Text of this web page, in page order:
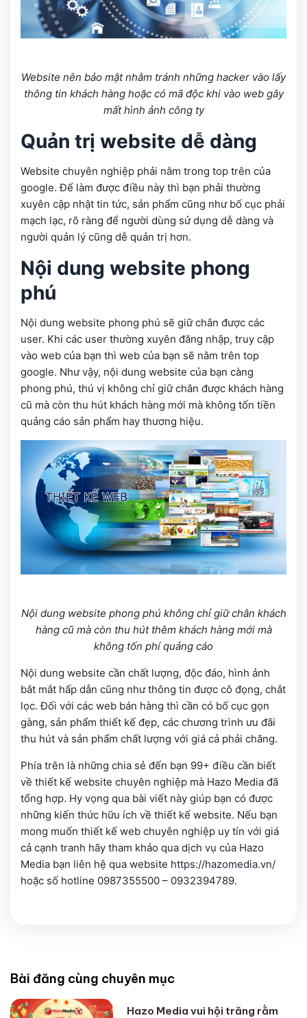
Website nên bảo mật nhằm tránh những hacker vào lấy
thông tin khách hàng hoặc có mã độc khi vào web gây
mất hình ảnh công ty
Quản trị website dễ dàng
Website chuyên nghiệp phải nằm trong top trên của
google. Để làm được điều này thì bạn phải thường
xuyên cập nhật tin tức, sản phẩm cũng như bố cục phải
mạch lạc, rõ ràng để người dùng sử dụng dễ dàng và
người quản lý cũng dễ quản trị hơn.
Nội dung website phong
phú
Nội dung website phong phú sẽ giữ chân được các
user. Khi các user thường xuyên đăng nhập, truy cập
vào web của bạn thì web của bạn sẽ nằm trên top
google. Như vậy, nội dung website của bạn càng
phong phú, thú vị không chỉ giữ chân được khách hàng
cũ mà còn thu hút khách hàng mới mà không tốn tiền
quảng cáo sản phẩm hay thương hiệu.
Nội dung website phong phú không chỉ giữ chân khách
hàng cũ mà còn thu hút thêm khách hàng mới mà
không tốn phí quảng cáo
Nội dung website cần chất lượng, độc đáo, hình ảnh
bắt mắt hấp dẫn cũng như thông tin được cô đọng, chắt
lọc. Đối với các web bán hàng thì cần có bố cục gọn
gàng, sản phẩm thiết kế đẹp, các chương trình ưu đãi
thu hút và sản phẩm chất lượng với giá cả phải chăng.
Phía trên là những chia sẻ đến bạn 99+ điều cần biết
về thiết kế website chuyên nghiệp mà Hazo Media đã
tổng hợp. Hy vọng qua bài viết này giúp bạn có được
những kiến thức hữu ích về thiết kế website. Nếu bạn
mong muốn thiết kế web chuyên nghiệp uy tín với giá
cả cạnh tranh hãy tham khảo qua dịch vụ của Hazo
Media bạn liên hệ qua website https://hazomedia.vn/
hoặc số hotline 0987355500 – 0932394789.
Bài đăng cùng chuyên mục
Hazo Media vui hội trăng rằm